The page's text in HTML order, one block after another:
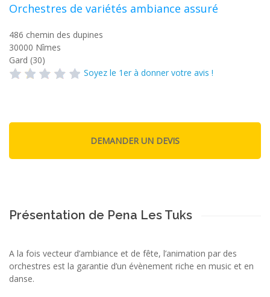
Orchestres de variétés ambiance assuré
486 chemin des dupines
30000 Nîmes
Gard (30)
Soyez le 1er à donner votre avis !
Présentation de Pena Les Tuks
A la fois vecteur d’ambiance et de fête, l’animation par des
orchestres est la garantie d’un évènement riche en music et en
danse.